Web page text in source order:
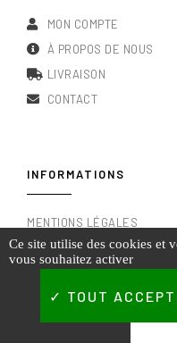
MON COMPTE
À PROPOS DE NOUS
LIVRAISON
CONTACT
INFORMATIONS
MENTIONS LÉGALES
CONDITIONS GÉNÉRALES
RGPD & POLITIQUE DE
Ce site utilise des cookies et
vous souhaitez activer
TOUT